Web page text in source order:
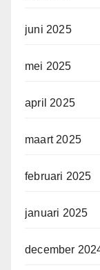
juni 2025
mei 2025
april 2025
maart 2025
februari 2025
januari 2025
december